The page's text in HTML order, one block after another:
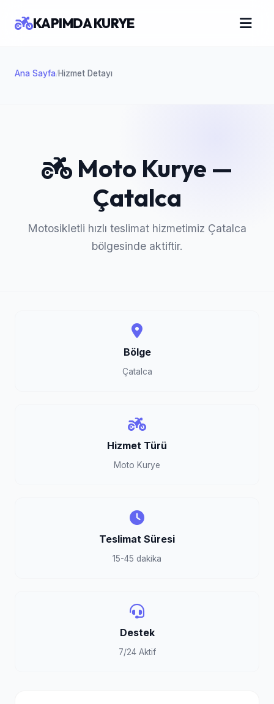
Ana Sayfa/Hizmet Detayı
KAPIMDA KURYE
Moto Kurye —
Çatalca
Motosikletli hızlı teslimat hizmetimiz Çatalca
bölgesinde aktiftir.
Bölge
Çatalca
Hizmet Türü
Moto Kurye
Teslimat Süresi
15-45 dakika
Destek
7/24 Aktif